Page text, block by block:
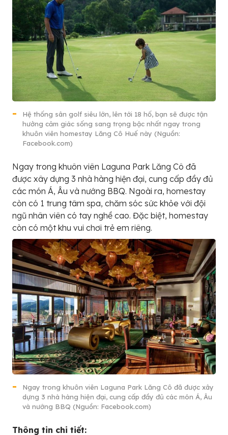
Hệ thống sân golf siêu lớn, lên tới 18 hố, bạn sẽ được tận
hưởng cảm giác sống sang trọng bậc nhất ngay trong
khuôn viên homestay Lăng Cô Huế này (Nguồn:
Facebook.com)
Ngay trong khuôn viên Laguna Park Lăng Cô đã
được xây dựng 3 nhà hàng hiện đại, cung cấp đầy đủ
các món Á, Âu và nướng BBQ. Ngoài ra, homestay
còn có 1 trung tâm spa, chăm sóc sức khỏe với đội
ngũ nhân viên có tay nghề cao. Đặc biệt, homestay
còn có một khu vui chơi trẻ em riêng.
Ngay trong khuôn viên Laguna Park Lăng Cô đã được xây
dựng 3 nhà hàng hiện đại, cung cấp đầy đủ các món Á, Âu
và nướng BBQ (Nguồn: Facebook.com)
Thông tin chi tiết: